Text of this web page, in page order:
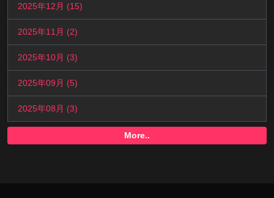
2025年12月 (15)
2025年11月 (2)
2025年10月 (3)
2025年09月 (5)
2025年08月 (3)
More..